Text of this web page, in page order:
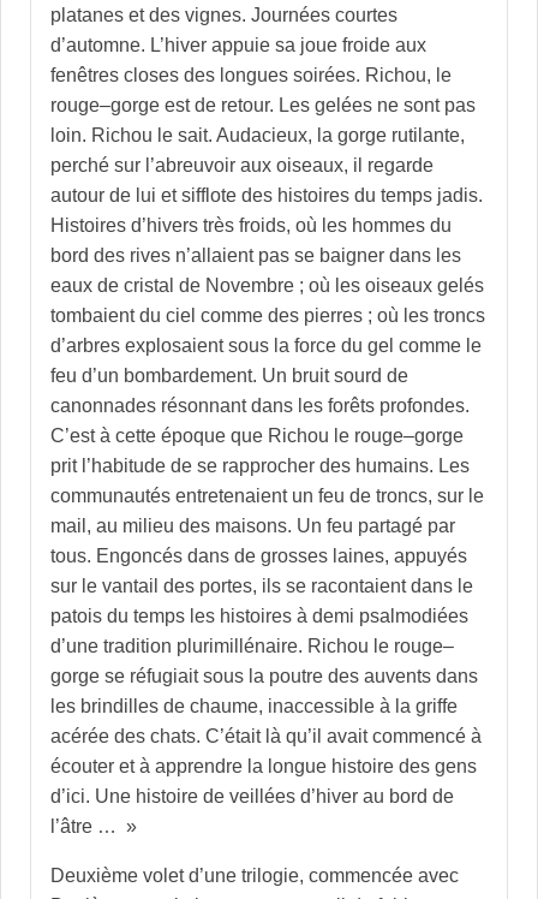
platanes et des vignes. Journées courtes
d’automne. L’hiver appuie sa joue froide aux
fenêtres closes des longues soirées. Richou, le
rouge–gorge est de retour. Les gelées ne sont pas
loin. Richou le sait. Audacieux, la gorge rutilante,
perché sur l’abreuvoir aux oiseaux, il regarde
autour de lui et sifflote des histoires du temps jadis.
Histoires d’hivers très froids, où les hommes du
bord des rives n’allaient pas se baigner dans les
eaux de cristal de Novembre ; où les oiseaux gelés
tombaient du ciel comme des pierres ; où les troncs
d’arbres explosaient sous la force du gel comme le
feu d’un bombardement. Un bruit sourd de
canonnades résonnant dans les forêts profondes.
C’est à cette époque que Richou le rouge–gorge
prit l’habitude de se rapprocher des humains. Les
communautés entretenaient un feu de troncs, sur le
mail, au milieu des maisons. Un feu partagé par
tous. Engoncés dans de grosses laines, appuyés
sur le vantail des portes, ils se racontaient dans le
patois du temps les histoires à demi psalmodiées
d’une tradition plurimillénaire. Richou le rouge–
gorge se réfugiait sous la poutre des auvents dans
les brindilles de chaume, inaccessible à la griffe
acérée des chats. C’était là qu’il avait commencé à
écouter et à apprendre la longue histoire des gens
d’ici. Une histoire de veillées d’hiver au bord de
l’âtre … »
Deuxième volet d’une trilogie, commencée avec